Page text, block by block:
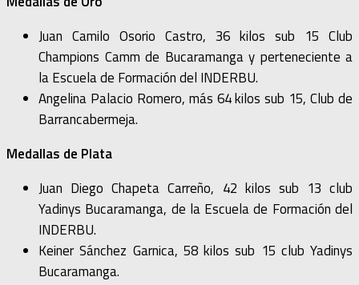
Juan Camilo Osorio Castro, 36 kilos sub 15 Club
Champions Camm de Bucaramanga y perteneciente a
la Escuela de Formación del INDERBU.
Angelina Palacio Romero, más 64 kilos sub 15, Club de
Barrancabermeja.
Medallas de Plata
Juan Diego Chapeta Carreño, 42 kilos sub 13 club
Yadinys Bucaramanga, de la Escuela de Formación del
INDERBU.
Keiner Sánchez Garnica, 58 kilos sub 15 club Yadinys
Bucaramanga.